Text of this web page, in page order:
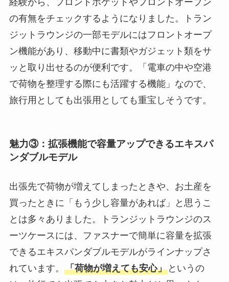
経験から、フロントポケットやフロントオープン
の有無をチェックするようになりました。トラン
ジットラウンジの一部モデルにはフロントオープ
ン機能があり、移動中に書類やガジェット類をサ
ッと取り出せるのが便利です。「電車の中や空港
で荷物を整理する際にも活躍する機能」なので、
旅行用としても出張用としても重宝しそうです。
魅力③：拡張機能で容量アップできるエキスパ
ンダブルモデル
出張先で荷物が増えてしまったときや、お土産を
買ったときに「もう少し容量があれば」と思うこ
とは多々ありました。トランジットラウンジのス
ーツケースには、ファスナーで簡単に容量を拡張
できるエキスパンダブルモデルがラインナップさ
れています。 「荷物が増えても安心」というの